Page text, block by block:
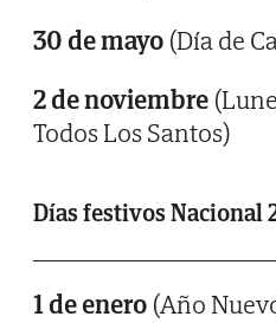
30 de mayo (Día de
2 de noviembre
Todos Los Santos)
Días festivos Nacional
1 de enero (Año